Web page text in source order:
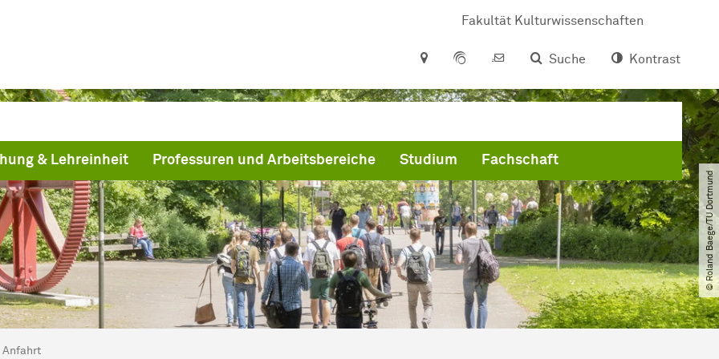
Fakultät Kulturwissenschaften
Suche
Kontrast
& Lehreinheit
Professuren und Arbeitsbereiche Studium Fachschaft
© Roland Baege​/​TU Dortmund
hier:
Anfahrt